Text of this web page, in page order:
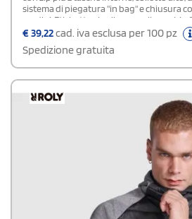
sistema di piegatura "in bag" e chiusura
cordini. Etichetta al collo senza il marchio
Water repellent.Disponibile modello
€39,22cad. iva esclusa per 100 pz
Spedizione gratuita